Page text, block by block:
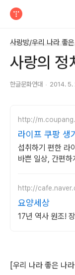
사랑방/우리 나라 좋
사랑의 정
한글문화연대 2014. 5.
http://
라이프 쿠팡 생
섭취하기 편한 라
바쁜 일상, 간편하
http://
요양세상
17년 역사 원조!
[우리 나라 좋은 나